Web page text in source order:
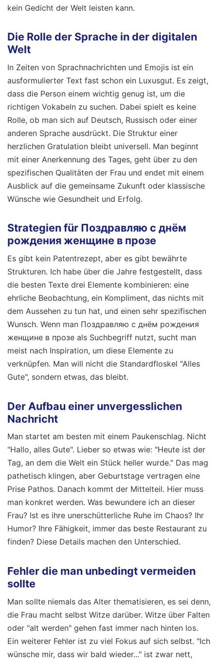
kein Gedicht der Welt leisten kann.
Die Rolle der Sprache in der digitalen
Welt
In Zeiten von Sprachnachrichten und Emojis ist ein
ausformulierter Text fast schon ein Luxusgut. Es zeigt,
dass die Person einem wichtig genug ist, um die
richtigen Vokabeln zu suchen. Dabei spielt es keine
Rolle, ob man sich auf Deutsch, Russisch oder einer
anderen Sprache ausdrückt. Die Struktur einer
herzlichen Gratulation bleibt universell. Man beginnt
mit einer Anerkennung des Tages, geht über zu den
spezifischen Qualitäten der Frau und endet mit einem
Ausblick auf die gemeinsame Zukunft oder klassische
Wünsche wie Gesundheit und Erfolg.
Strategien für Поздравляю с днём
рождения женщине в прозе
Es gibt kein Patentrezept, aber es gibt bewährte
Strukturen. Ich habe über die Jahre festgestellt, dass
die besten Texte drei Elemente kombinieren: eine
ehrliche Beobachtung, ein Kompliment, das nichts mit
dem Aussehen zu tun hat, und einen sehr spezifischen
Wunsch. Wenn man Поздравляю с днём рождения
женщине в прозе als Suchbegriff nutzt, sucht man
meist nach Inspiration, um diese Elemente zu
verknüpfen. Man will nicht die Standardfloskel "Alles
Gute", sondern etwas, das bleibt.
Der Aufbau einer unvergesslichen
Nachricht
Man startet am besten mit einem Paukenschlag. Nicht
"Hallo, alles Gute". Lieber so etwas wie: "Heute ist der
Tag, an dem die Welt ein Stück heller wurde." Das mag
pathetisch klingen, aber Geburtstage vertragen eine
Prise Pathos. Danach kommt der Mittelteil. Hier muss
man konkret werden. Was bewundere ich an dieser
Frau? Ist es ihre unerschütterliche Ruhe im Chaos? Ihr
Humor? Ihre Fähigkeit, immer das beste Restaurant zu
finden? Diese Details machen den Unterschied.
Fehler die man unbedingt vermeiden
sollte
Man sollte niemals das Alter thematisieren, es sei denn,
die Frau macht selbst Witze darüber. Witze über Falten
oder "alt werden" gehen fast immer nach hinten los.
Ein weiterer Fehler ist zu viel Fokus auf sich selbst. "Ich
wünsche mir, dass wir bald wieder..." ist zwar nett,